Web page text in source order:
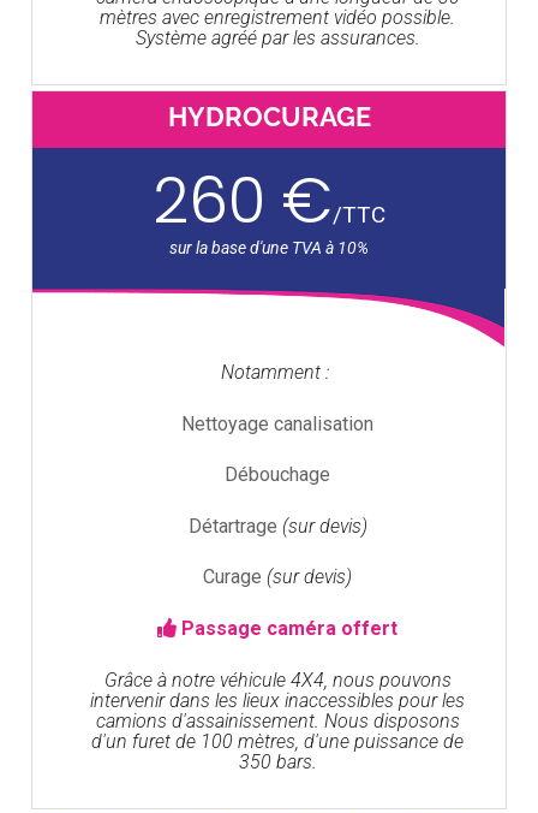
mètres avec enregistrement vidéo possible.
Système agréé par les assurances.
HYDROCURAGE
260 €/TTC
Notamment :
Nettoyage canalisation
Débouchage
Détartrage (sur devis)
Curage (sur devis)
Passage caméra offert
Grâce à notre véhicule 4X4, nous pouvons
intervenir dans les lieux inaccessibles pour les
camions d'assainissement. Nous disposons
d'un furet de 100 mètres, d'une puissance de
350 bars.